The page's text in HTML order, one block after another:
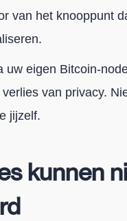
van het knooppunt
uw eigen Bitcoin-
van privacy.
jijzelf.
kunnen